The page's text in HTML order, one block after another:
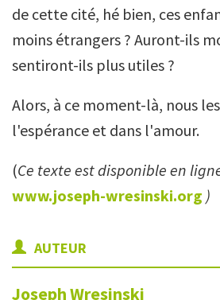
de cette cité, hé bien, ces
moins étrangers ? Auront-ils
sentiront-ils plus utiles ?
Alors, à ce moment-là, nous
l'espérance et dans l'amour.
(Ce texte est disponible en
www.joseph-wresinski.org )
AUTEUR
JosephWresinski